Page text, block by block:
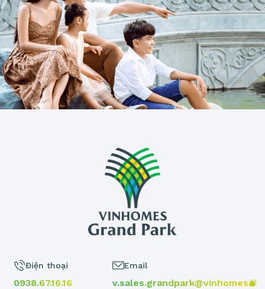
Điện thoại
0938.67.16.16
Email
v.sales.grandpark@vinhomes.vn